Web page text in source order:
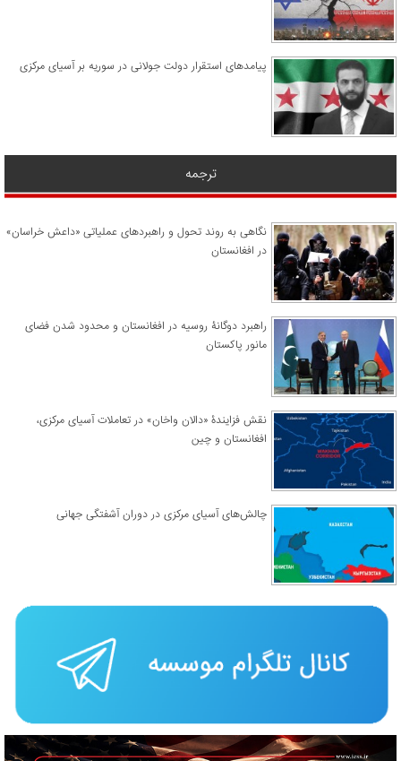
پیامدهای استقرار دولت جولانی در سوریه بر آسیای مرکزی
ترجمه
نگاهی به روند تحول و راهبردهای عملیاتی «داعش خراسان»
در افغانستان
راهبرد دوگانۀ روسیه در افغانستان و محدود شدن فضای
مانور پاکستان
نقش فزایندۀ «دالان واخان» در تعاملات آسیای مرکزی،
افغانستان و چین
چالش‌های آسیای مرکزی در دوران آشفتگی جهانی